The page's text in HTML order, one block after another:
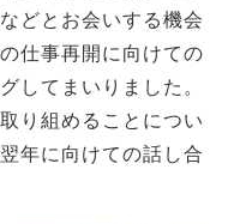
どとお会いする機会
仕事再開に向けての
してまいりました。
り組めることについ
年に向けての話し合